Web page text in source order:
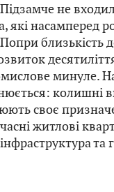
не
які насамперед
близькість
минуле.
колишні
своє
житлові
та